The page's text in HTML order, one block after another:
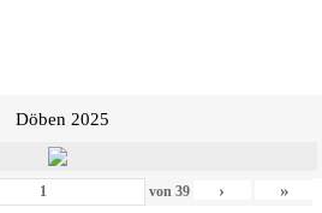
Döben 2025
von 39 › »